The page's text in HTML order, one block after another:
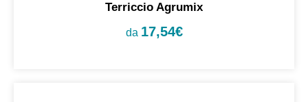
Terriccio Agrumix
da 17,54€